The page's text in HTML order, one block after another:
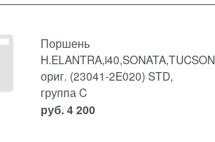
Поршень
ориг. (23041-2E020) STD,
группа C
руб.4 200